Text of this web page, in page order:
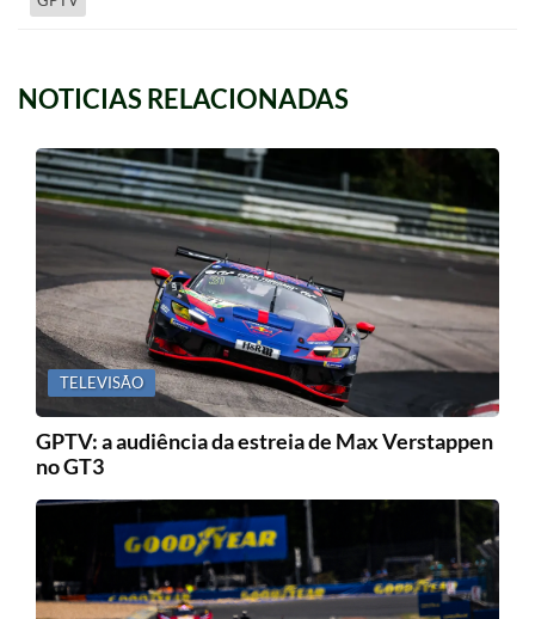
NOTICIAS RELACIONADAS
TELEVISÃO
GPTV: a audiência da estreia de Max Verstappen
no GT3